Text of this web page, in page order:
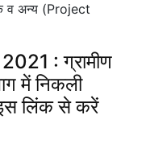
व अन्य (Project
: ग्रामीण
में निकली
इस लिंक से करें